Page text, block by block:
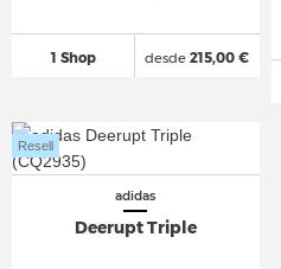
1 Shop desde 215,00 €
adidas
Deerupt Triple
Resell